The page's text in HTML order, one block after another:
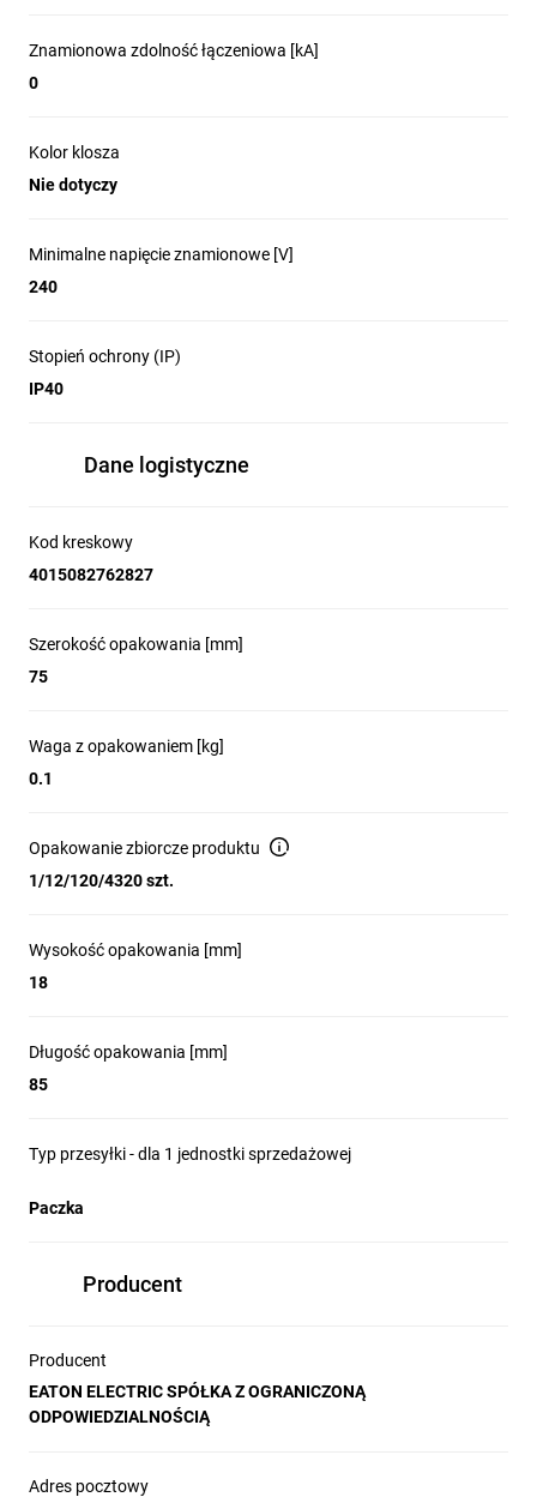
Znamionowa zdolność łączeniowa [kA]
0
Kolor klosza
Nie dotyczy
Minimalne napięcie znamionowe [V]
240
Stopień ochrony (IP)
IP40
Dane logistyczne
Kod kreskowy
4015082762827
Szerokość opakowania [mm]
75
Waga z opakowaniem [kg]
0.1
Opakowanie zbiorcze produktu
1/12/120/4320 szt.
Wysokość opakowania [mm]
18
Długość opakowania [mm]
85
Typ przesyłki - dla 1 jednostki sprzedażowej
Paczka
Producent
Producent
EATON ELECTRIC SPÓŁKA Z OGRANICZONĄ
ODPOWIEDZIALNOŚCIĄ
Adres pocztowy